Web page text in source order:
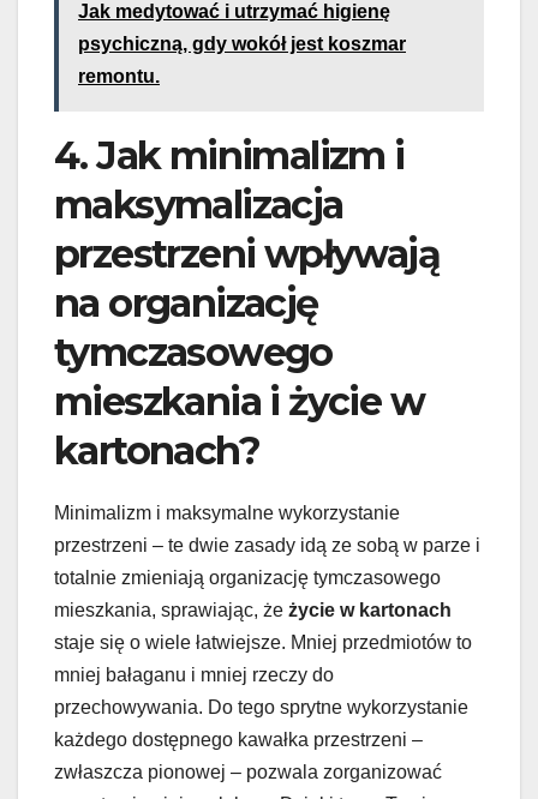
Jak medytować i utrzymać higienę
psychiczną, gdy wokół jest koszmar
remontu.
4. Jak minimalizm i
maksymalizacja
przestrzeni wpływają
na organizację
tymczasowego
mieszkania i życie w
kartonach?
Minimalizm i maksymalne wykorzystanie
przestrzeni – te dwie zasady idą ze sobą w parze i
totalnie zmieniają organizację tymczasowego
mieszkania, sprawiając, że życie w kartonach
staje się o wiele łatwiejsze. Mniej przedmiotów to
mniej bałaganu i mniej rzeczy do
przechowywania. Do tego sprytne wykorzystanie
każdego dostępnego kawałka przestrzeni –
zwłaszcza pionowej – pozwala zorganizować